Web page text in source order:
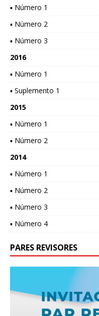
▪ Número 1
▪ Número 2
▪ Número 3
2016
▪ Número 1
▪ Suplemento 1
2015
▪ Número 1
▪ Número 2
2014
▪ Número 1
▪ Número 2
▪ Número 3
▪ Número 4
PARES REVISORES